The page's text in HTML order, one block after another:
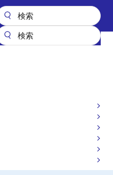
ザーズマニュアル